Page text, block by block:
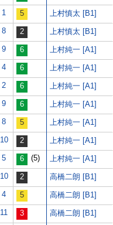
1 上村慎太 [B1]
8 上村慎太 [B1]
9 上村純一 [A1]
4 上村純一 [A1]
2 上村純一 [A1]
9 上村純一 [A1]
8 上村純一 [A1]
10 上村純一 [A1]
5 (5) 上村純一 [A1]
10 高橋二朗 [B1]
4 高橋二朗 [B1]
11 高橋二朗 [B1]